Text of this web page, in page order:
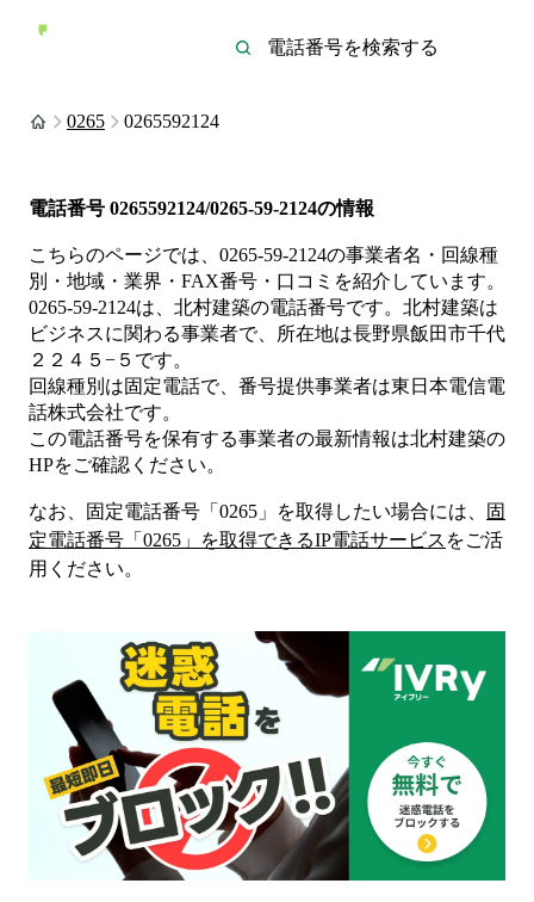
0265 0265592124
電話番号 0265592124/0265-59-2124の情報
こちらのページでは、 0265-59-2124の事業者名・回線種
別・地域・業界・FAX番号・口コミを紹介しています。
0265-59-2124は、 北村建築の電話番号です。 北村建築は
ビジネスに関わる事業者で、所在地は長野県飯田市千代
２２４５−５ です。
回線種別は固定電話で、番号提供事業者は東日本電信電
話株式会社です。
この電話番号を保有する事業者の最新情報は北村建築の
HPをご確認ください。
なお、固定電話番号「 0265 」を取得したい場合には、
固
定電話番号「 0265 」を取得できるIP電話サービス をご活
用ください。